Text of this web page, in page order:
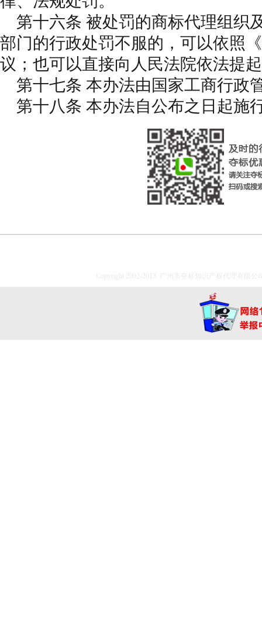
第十六条 被处罚的商标代理组织
部门的行政处罚不服的，可以依照
议；也可以直接向人民法院依法提
第十七条 本办法由国家工商行政
第十八条 本办法自公布之日起施